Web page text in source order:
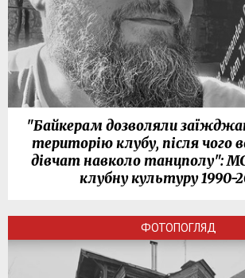
"Байкерам дозволяли
територію клубу, після чого
дівчат навколо танцполу":
клубну культуру 1990-
ФОТОПОГЛЯД